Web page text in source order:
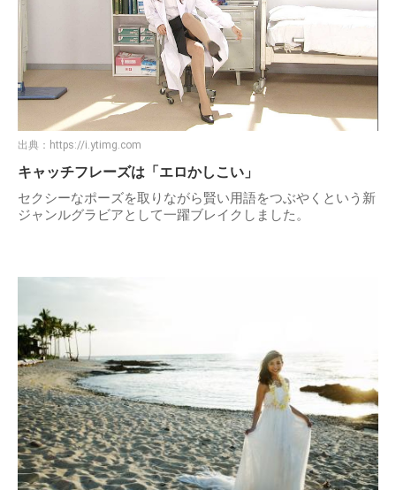
出典： https://i.ytimg.com
キャッチフレーズは「エロかしこい」
セクシーなポーズを取りながら賢い用語をつぶやくという新
ジャンルグラビアとして一躍ブレイクしました。